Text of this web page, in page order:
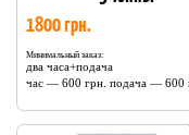
1800 грн.
Минимальный заказ:
два часа+подача
час — 600 грн. подача — 600